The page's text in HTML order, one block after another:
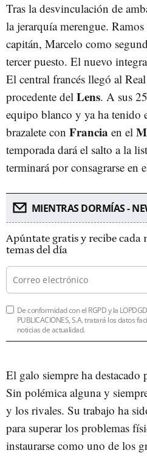
Tras la desvinculación de
la jerarquía merengue.
capitán, Marcelo como
tercer puesto. El nuevo
El central francés llegó al
procedente del Lens. A sus
equipo blanco y ya ha tenido
brazalete con Francia en el
temporada dará el salto a la
terminará por consagrarse
MIENTRAS DORMÍAS -
Apúntate gratis y recibe cada
temas del día
De conformidad con el RGPD y la
PUBLICACIONES, S.A. tratará los datos
noticias de actualidad.
El galo siempre ha destacado
Sin polémica alguna y
y los rivales. Su trabajo ha
para superar los problemas
instaurarse como uno de los